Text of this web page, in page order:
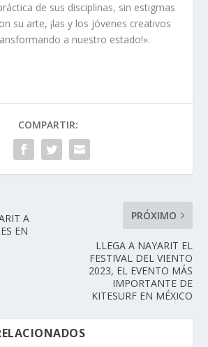
de sus disciplinas, sin estigmas
su arte, ¡las y los jóvenes creativos
a nuestro estado!».
COMPARTIR:
A
EN
PRÓXIMO
LLEGA A NAYARIT EL
FESTIVAL DEL VIENTO
2023, EL EVENTO MÁS
IMPORTANTE DE
KITESURF EN MÉXICO